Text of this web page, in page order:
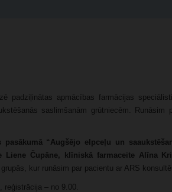
padziļinātas apmācības farmācijas
saslimšanām grūtniecēm.
“Augšējo elpceļu un
Liene Čupāne, klīniskā farmaceite Alīna
kur runāsim par pacientu ar ARS
– no 9.00.